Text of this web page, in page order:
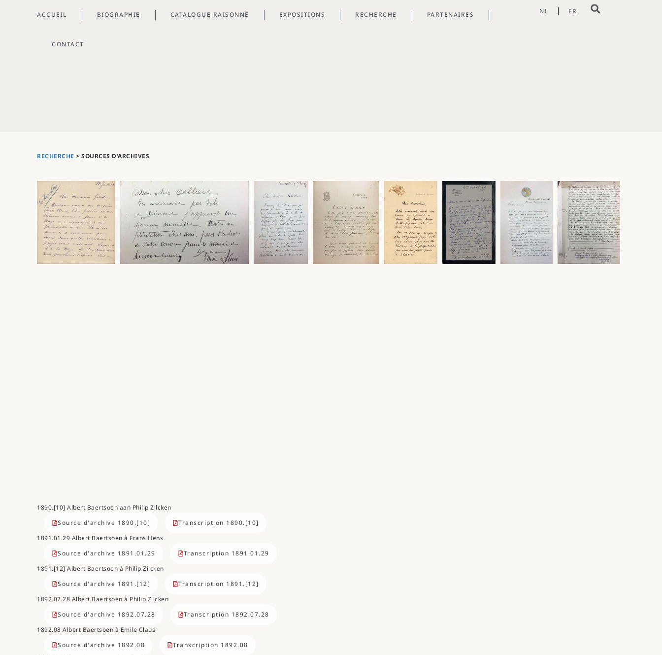
ACCUEIL BIOGRAPHIE CATALOGUE RAISONNÉ EXPOSITIONS RECHERCHE PARTENAIRES
CONTACT
NL FR
RECHERCHE > SOURCES D'ARCHIVES
1890.[10] Albert Baertsoen aan Philip Zilcken
Source d'archive 1890.[10]
Transcription 1890.[10]
1891.01.29 Albert Baertsoen à Frans Hens
Source d'archive 1891.01.29
Transcription 1891.01.29
1891.[12] Albert Baertsoen à Philip Zilcken
Source d'archive 1891.[12]
Transcription 1891.[12]
1892.07.28 Albert Baertsoen à Philip Zilcken
Source d'archive 1892.07.28
Transcription 1892.07.28
1892.08 Albert Baertsoen à Emile Claus
Source d'archive 1892.08
Transcription 1892.08